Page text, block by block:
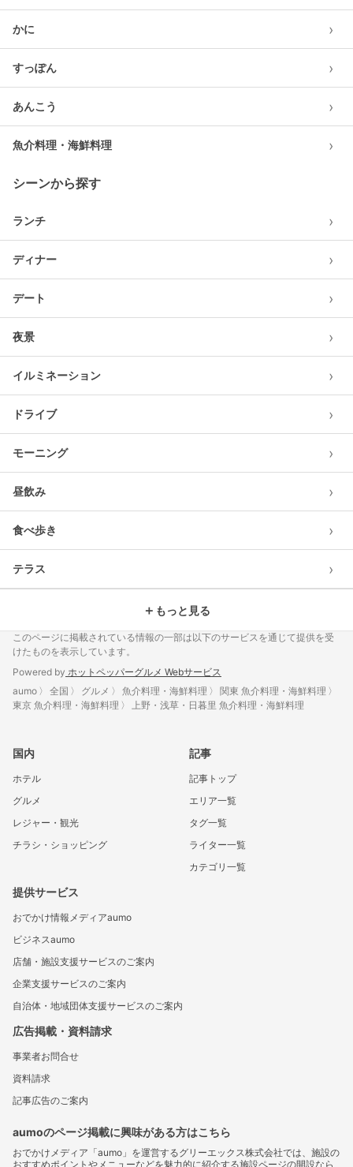
かに ›
すっぽん ›
あんこう ›
魚介料理・海鮮料理 ›
シーンから探す
ランチ ›
ディナー ›
デート ›
夜景 ›
イルミネーション ›
ドライブ ›
モーニング ›
昼飲み ›
食べ歩き ›
テラス ›
＋ もっと見る
このページに掲載されている情報の一部は以下のサービスを通じて提供を受
けたものを表示しています。
Powered by ホットペッパーグルメ Webサービス
aumo
全国 グルメ 魚介料理・海鮮料理
関東 魚介料理・海鮮料理
東京 魚介料理・海鮮料理
上野・浅草・日暮里 魚介料理・海鮮料理
国内
ホテル
グルメ
レジャー・観光
チラシ・ショッピング
記事
記事トップ
エリア一覧
タグ一覧
ライター一覧
カテゴリ一覧
提供サービス
おでかけ情報メディアaumo
ビジネスaumo
店舗・施設支援サービスのご案内
企業支援サービスのご案内
自治体・地域団体支援サービスのご案内
広告掲載・資料請求
事業者お問合せ
資料請求
記事広告のご案内
aumoのページ掲載に興味がある方はこちら
おでかけメディア「aumo」を運営するグリーエックス株式会社では、施設の
おすすめポイントやメニューなどを魅力的に紹介する施設ページの開設なら